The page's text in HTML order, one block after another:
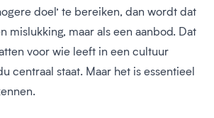
doel’ te bereiken, dan wordt dat
mislukking, maar als een aanbod. Dat
voor wie leeft in een cultuur
centraal staat. Maar het is essentieel